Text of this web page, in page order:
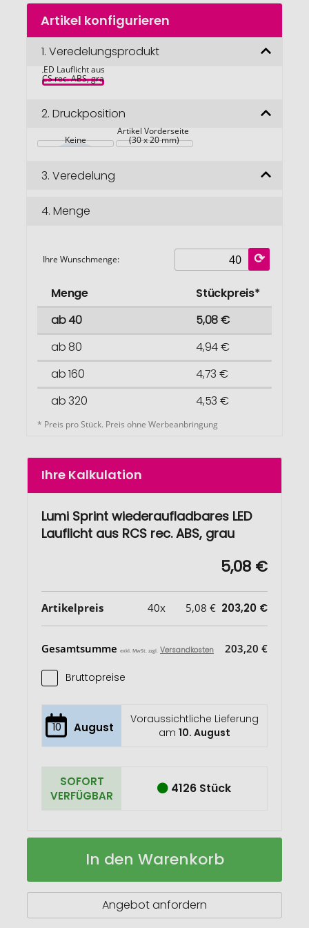
Zum
Anfang
Bildgalerie
springen
Artikel konfigurieren
1. Veredelungsprodukt
Lumi Sprint
wiederaufladbares
LED Lauflicht aus
RCS rec. ABS, grau
2. Druckposition
Keine
Artikel Vorderseite
(30 x 20 mm)
3. Veredelung
4. Menge
Ihre Wunschmenge:
Menge
Stückpreis*
ab 40
5,08 €
ab 80
4,94 €
ab 160
4,73 €
ab 320
4,53 €
* Preis pro Stück. Preis ohne Werbeanbringung
Ihre Kalkulation
Lumi Sprint wiederaufladbares LED
Lauflicht aus RCS rec. ABS, grau
5,08 €
Artikelpreis 40x 5,08 € 203,20 €
Gesamtsumme exkl. MwSt. zzgl. Versandkosten 203,20 €
Bruttopreise
10 August
Voraussichtliche Lieferung
am 10. August
SOFORT
VERFÜGBAR
4126 Stück
Lumi
LED
Auf
In den Warenkorb
Angebot anfordern